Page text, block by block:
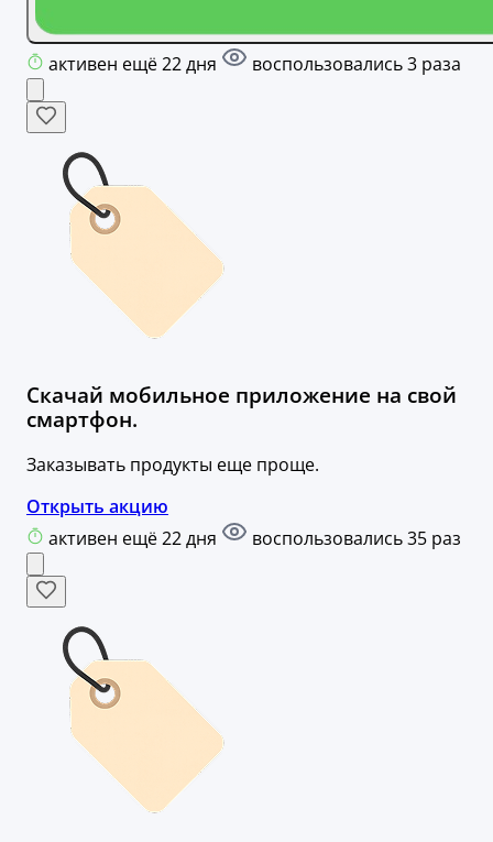
активен ещё 22 дня воспользовались 3 раза
Скачай мобильное приложение на свой
смартфон.
Заказывать продукты еще проще.
Открыть акцию
активен ещё 22 дня
воспользовались 35 раз